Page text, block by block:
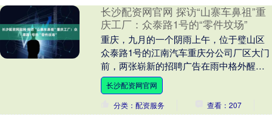
长沙配资网官网 探访“山寨车鼻祖”重
庆工厂：众泰路1号的“零件坟场”
重庆，九月的一个阴雨上午，位于璧山区
众泰路1号的江南汽车重庆分公司厂区大门
前，两张崭新的招聘广告在雨中格外醒
目。 博源电驱动科技和重庆豪能传动技
术，这两家与新能....
长沙配资网官网
分类：配资服务
查看：207